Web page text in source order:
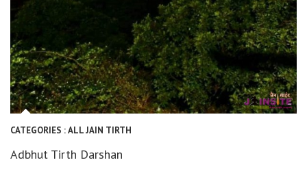
CATEGORIES :ALL JAIN TIRTH
Adbhut Tirth Darshan